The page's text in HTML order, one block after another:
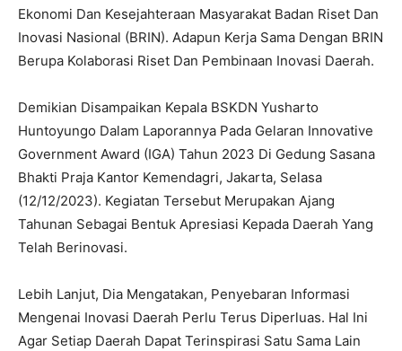
Ekonomi Dan Kesejahteraan Masyarakat Badan Riset Dan
Inovasi Nasional (BRIN). Adapun Kerja Sama Dengan BRIN
Berupa Kolaborasi Riset Dan Pembinaan Inovasi Daerah.
Demikian Disampaikan Kepala BSKDN Yusharto
Huntoyungo Dalam Laporannya Pada Gelaran Innovative
Government Award (IGA) Tahun 2023 Di Gedung Sasana
Bhakti Praja Kantor Kemendagri, Jakarta, Selasa
(12/12/2023). Kegiatan Tersebut Merupakan Ajang
Tahunan Sebagai Bentuk Apresiasi Kepada Daerah Yang
Telah Berinovasi.
Lebih Lanjut, Dia Mengatakan, Penyebaran Informasi
Mengenai Inovasi Daerah Perlu Terus Diperluas. Hal Ini
Agar Setiap Daerah Dapat Terinspirasi Satu Sama Lain